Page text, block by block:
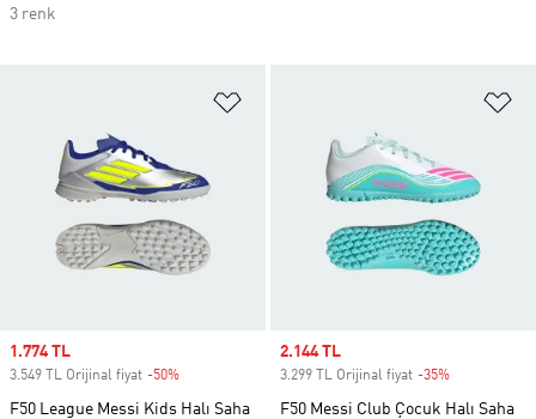
3 renk
Sale price
1.774 TL
3.549 TL Orijinal fiyat -50%
F50 League Messi Kids Halı Saha
Sale price
2.144 TL
3.299 TL Orijinal fiyat -35%
F50 Messi Club Çocuk Halı Saha